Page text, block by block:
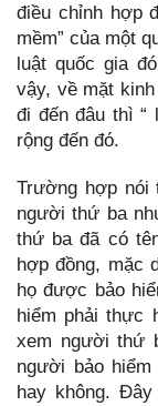
điều chỉnh hợp
mềm” của một
luật quốc gia
vậy, về mặt
đi đến đâu thì “
rộng đến đó.
Trường hợp
người thứ ba
thứ ba đã có
hợp đồng, mặc
họ được bảo
hiểm phải thực
xem người thứ
người bảo
hay không.